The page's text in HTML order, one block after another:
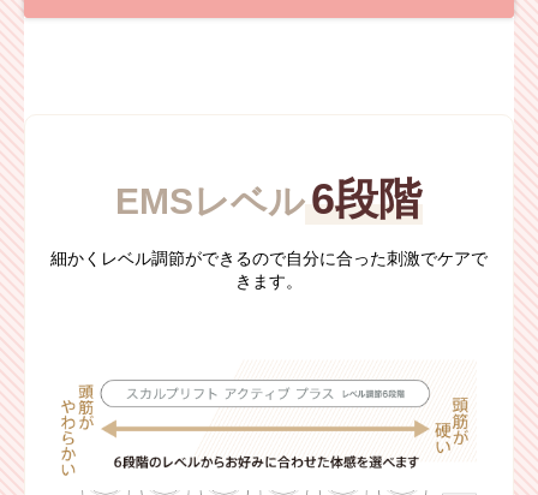
EMSレベル6段階
細かくレベル調節ができるので自分に合った刺激でケアで
きます。